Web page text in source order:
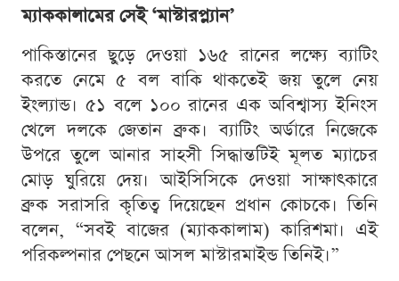
ম্যাককালামের সেই ‘মাস্টারপ্ল্যান’
পাকিস্তানের ছুড়ে দেওয়া ১৬৫ রানের লক্ষ্যে ব্যাটিং
করতে নেমে ৫ বল বাকি থাকতেই জয় তুলে নেয়
ইংল্যান্ড। ৫১ বলে ১০০ রানের এক অবিশ্বাস্য ইনিংস
খেলে দলকে জেতান ব্রুক। ব্যাটিং অর্ডারে নিজেকে
উপরে তুলে আনার সাহসী সিদ্ধান্তটিই মূলত ম্যাচের
মোড় ঘুরিয়ে দেয়। আইসিসিকে দেওয়া সাক্ষাৎকারে
ব্রুক সরাসরি কৃতিত্ব দিয়েছেন প্রধান কোচকে। তিনি
বলেন, “সবই বাজের (ম্যাককালাম) কারিশমা। এই
পরিকল্পনার পেছনে আসল মাস্টারমাইন্ড তিনিই।”